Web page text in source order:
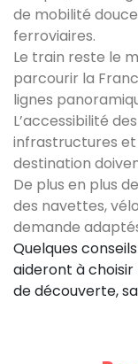
de mobilité
ferroviaires.
Le train reste le
parcourir la
lignes
L’accessibilité
infrastructures et
destination
De plus en plus
des navettes,
demande
Quelques
aideront à
de découverte,